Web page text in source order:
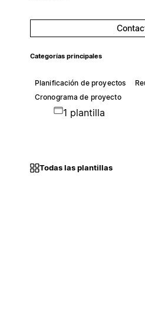
Categorías principales
Planificación de proyectos
Cronograma de proyecto
1 plantilla
Todas las plantillas